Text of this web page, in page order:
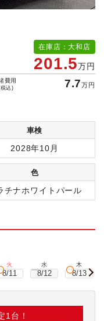
在庫店：大和店
201.5万円
費用
込) 7.7万円
車検
2028年10月
色
チナホワイトパール
火
8/11
水
8/12
木
8/13
1台！